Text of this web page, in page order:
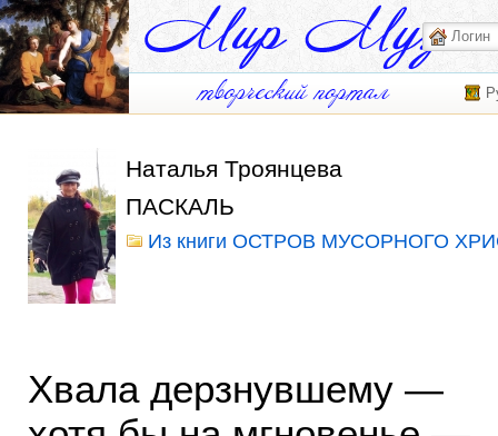
Наталья Троянцева
ПАСКАЛЬ
Из книги ОСТРОВ МУСОРНОГО
Хвала дерзнувшему —